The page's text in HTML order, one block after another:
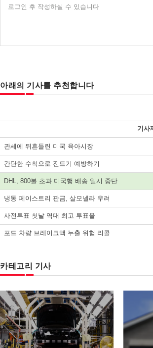
로그인 후 작성하실 수 있습니다
아래의 기사를 추천합니다
기사
관세에 뒤흔들린 미국 육아시장
간단한 수칙으로 진드기 예방하기
DHL, 800불 초과 미국행 배송 일시 중단
냉동 페이스트리 판금, 살모넬라 우려
사전투표 첫날 역대 최고 투표율
포드 차량 브레이크액 누출 위험 리콜
카테고리 기사